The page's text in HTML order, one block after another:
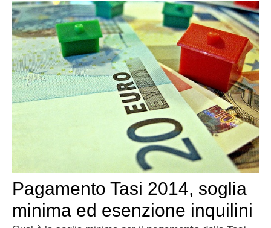
Pagamento Tasi 2014, soglia
minima ed esenzione inquilini